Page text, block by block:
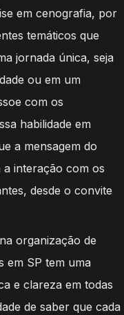
em cenografia, por
temáticos que
jornada única, seja
ou em um
com os
habilidade em
a mensagem do
a interação com os
desde o convite
organização de
em SP tem uma
e clareza em todas
de saber que cada